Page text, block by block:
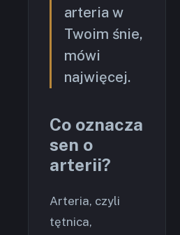
arteria w
Twoim śnie,
mówi
najwięcej.
Co oznacza
sen o
arterii?
Arteria, czyli
tętnica,